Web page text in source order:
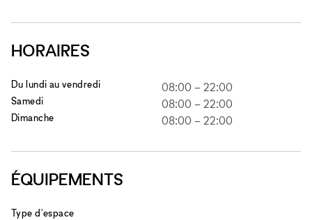
HORAIRES
Du lundi au vendredi 08:00 – 22:00
Samedi 08:00 – 22:00
Dimanche 08:00 – 22:00
ÉQUIPEMENTS
Type d'espace